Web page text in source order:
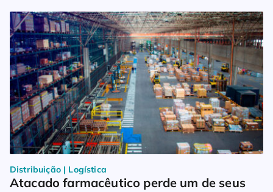
Distribuição | Logística
Atacado farmacêutico perde um de seus